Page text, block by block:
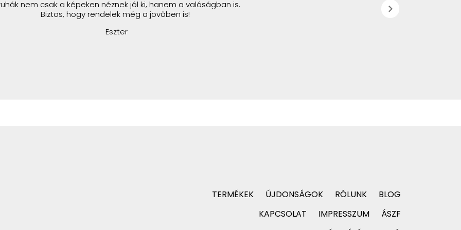
nem csak a képeken néznek jól ki, hanem a valóságban is.
Biztos, hogy rendelek még a jövőben is!
Eszter
chevron_right
TERMÉKEK ÚJDONSÁGOK RÓLUNK
BLOG
KAPCSOLAT
IMPRESSZUM
ÁSZF